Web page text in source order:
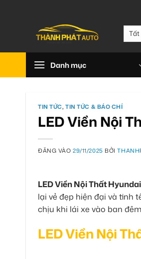
Danh mục
TIN TỨC,TIN TỨC & BÁO CHÍ
LED Viền Nội
ĐĂNG VÀO29/11/2025 BỞI
LED Viền Nội Thất
lại vẻ đẹp hiện đại và tinh
chịu khi lái xe vào ban
LED Viền Nội